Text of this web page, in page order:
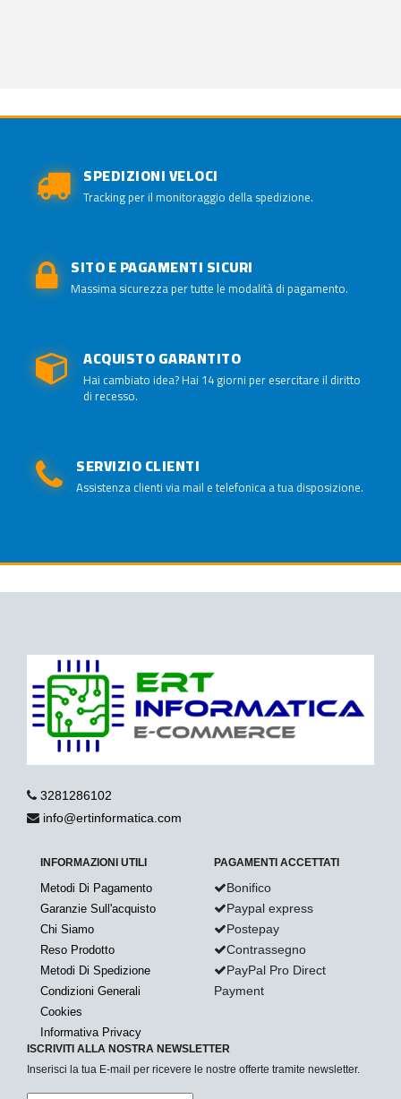
SPEDIZIONI VELOCI
Tracking per il monitoraggio della spedizione.
SITO E PAGAMENTI SICURI
Massima sicurezza per tutte le modalità di pagamento.
ACQUISTO GARANTITO
Hai cambiato idea? Hai 14 giorni per esercitare il diritto
di recesso.
SERVIZIO CLIENTI
Assistenza clienti via mail e telefonica a tua disposizione.
3281286102
info@ertinformatica.com
INFORMAZIONI UTILI
Metodi Di Pagamento
Garanzie Sull'acquisto
Chi Siamo
Reso Prodotto
Metodi Di Spedizione
Condizioni Generali
Cookies
Informativa Privacy
PAGAMENTI ACCETTATI
Bonifico
Paypal express
Postepay
Contrassegno
PayPal Pro Direct
Payment
ISCRIVITI ALLA NOSTRA NEWSLETTER
Inserisci la tua E-mail per ricevere le nostre offerte tramite newsletter.